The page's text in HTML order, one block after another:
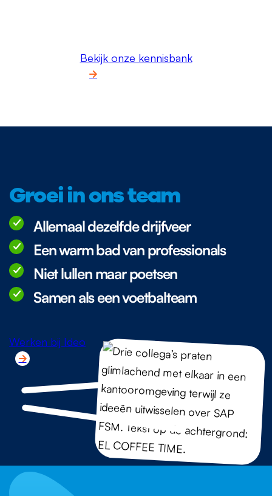
Bekijk onze kennisbank
Groei in ons team
Allemaal dezelfde drijfveer
Een warm bad van professionals
Niet lullen maar poetsen
Samen als een voetbalteam
Werken bij Ideo